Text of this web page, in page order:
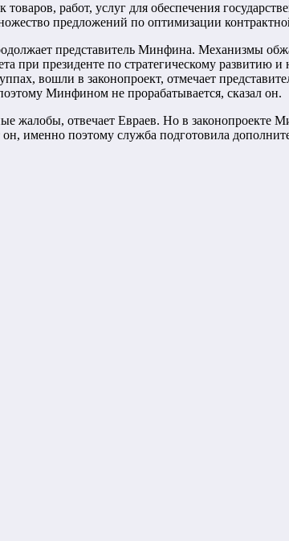
товаров, работ, услуг для обеспечения
предложений по оптимизации
представитель Минфина. Механизмы
при президенте по стратегическому
вошли в законопроект, отмечает
Минфином не прорабатывается, сказал он.
жалобы, отвечает Евраев. Но в
именно поэтому служба подготовила